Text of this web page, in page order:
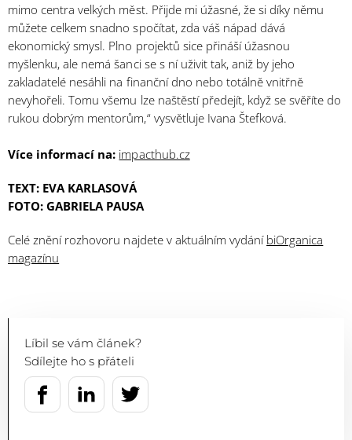
mimo centra velkých měst. Přijde mi úžasné, že si díky němu
můžete celkem snadno spočítat, zda váš nápad dává
ekonomický smysl. Plno projektů sice přináší úžasnou
myšlenku, ale nemá šanci se s ní uživit tak, aniž by jeho
zakladatelé nesáhli na finanční dno nebo totálně vnitřně
nevyhořeli. Tomu všemu lze naštěstí předejít, když se svěříte do
rukou dobrým mentorům,“ vysvětluje Ivana Štefková.
Více informací na: impacthub.cz
TEXT: EVA KARLASOVÁ
FOTO: GABRIELA PAUSA
Celé znění rozhovoru najdete v aktuálním vydání biOrganica
magazínu
Líbil se vám článek?
Sdílejte ho s přáteli